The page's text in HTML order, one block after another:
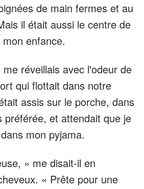
de main fermes et au
il était aussi le centre de
enfance.
réveillais avec l'odeur de
qui flottait dans notre
assis sur le porche, dans
préférée, et attendait que je
mon pyjama.
» me disait-il en
« Prête pour une